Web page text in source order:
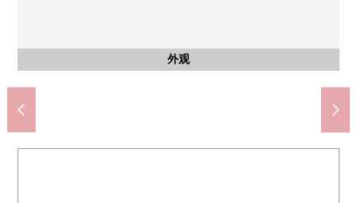
外观
外观
外观
停车场
共有部分
名牌
共有部分
垃圾垃圾场
共有部分
内部对讲机
入口
入口
入口
入口
入口
入口
入口
入口
共有部分
集合信箱
共有部分
智能快递柜
其他当地
前面道路
其他当地
前面道路
Fresco寺町商店(约800m)
京都市立開睛小中学校(约700m)
京都市立開睛小中学校(约700m)